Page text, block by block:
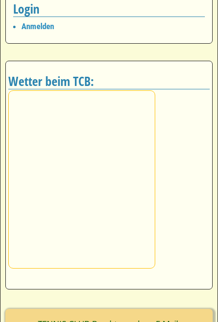
Login
Anmelden
Wetter beim TCB: